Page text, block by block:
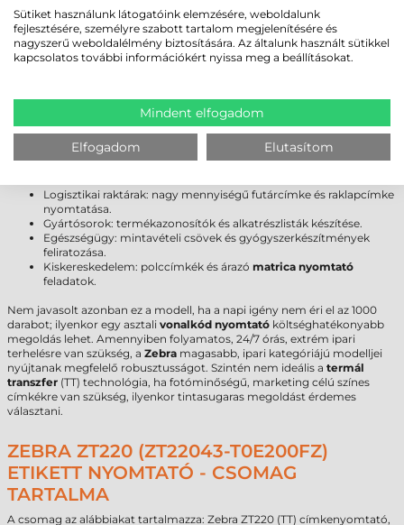
Max. tekercsátmérő
200 mm
Cséveméret
25 mm,40 mm,76 mm
Interfész
USB,RS232, Ethernet
Garancia
12 hónap(fejre6 hónap)
FELHASZNÁLÁSI TERÜLETEK ÉS „MIKOR
NEM EZ A MEGFELELŐ VÁLASZTÁS?”
Zebra ZT220sokoldalúsága ellenére vannak olyan esetek, amikor
érdemes más kategóriát mérlegelni. A készülék kiválóan teljesít az
Logisztikai raktárak: nagy mennyiségű futárcímke és raklapcímke
nyomtatása.
Gyártósorok: termékazonosítók és alkatrészlisták készítése.
Egészségügy: mintavételi csövek és gyógyszerkészítmények
feliratozása.
Kiskereskedelem: polccímkék és árazó matrica nyomtató
feladatok.
Nem javasolt azonban ez a modell, ha a napi igény nem éri el az 1000
darabot; ilyenkor egy asztali vonalkód nyomtató költséghatékonyabb
megoldás lehet. Amennyiben folyamatos, 24/7 órás, extrém ipari
terhelésre van szükség, a Zebra magasabb, ipari kategóriájú modelljei
nyújtanak megfelelő robusztusságot. Szintén nem ideális a termál
transzfer (TT) technológia, ha fotóminőségű, marketing célú színes
címkékre van szükség, ilyenkor tintasugaras megoldást érdemes
választani.
ZEBRA ZT220 (ZT22043-T0E200FZ)
ETIKETT NYOMTATÓ - CSOMAG
TARTALMA
A csomag az alábbiakat tartalmazza: Zebra ZT220 (TT) címkenyomtató,
Sütiket használunk látogatóink elemzésére, weboldalunk
fejlesztésére, személyre szabott tartalom megjelenítésére és
nagyszerű weboldalélmény biztosítására. Az általunk használt sütikkel
kapcsolatos további információkért nyissa meg a beállításokat.
Mindent elfogadom
Elfogadom Elutasítom